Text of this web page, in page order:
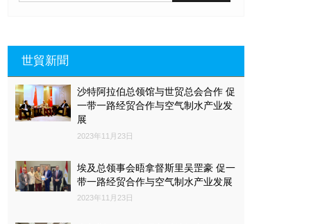
世貿新聞
沙特阿拉伯总领馆与世贸总会合作 促
一带一路经贸合作与空气制水产业发
展
2023年11月23日
埃及总领事会晤拿督斯里吴罡豪 促一
带一路经贸合作与空气制水产业发展
2023年11月23日